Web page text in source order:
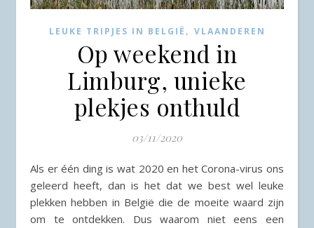
LEUKE TRIPJES IN BELGIË , VLAANDEREN
Op weekend in
Limburg, unieke
plekjes onthuld
03/11/2020
Als er één ding is wat 2020 en het Corona-virus ons
geleerd heeft, dan is het dat we best wel leuke
plekken hebben in België die de moeite waard zijn
om te ontdekken. Dus waarom niet eens een